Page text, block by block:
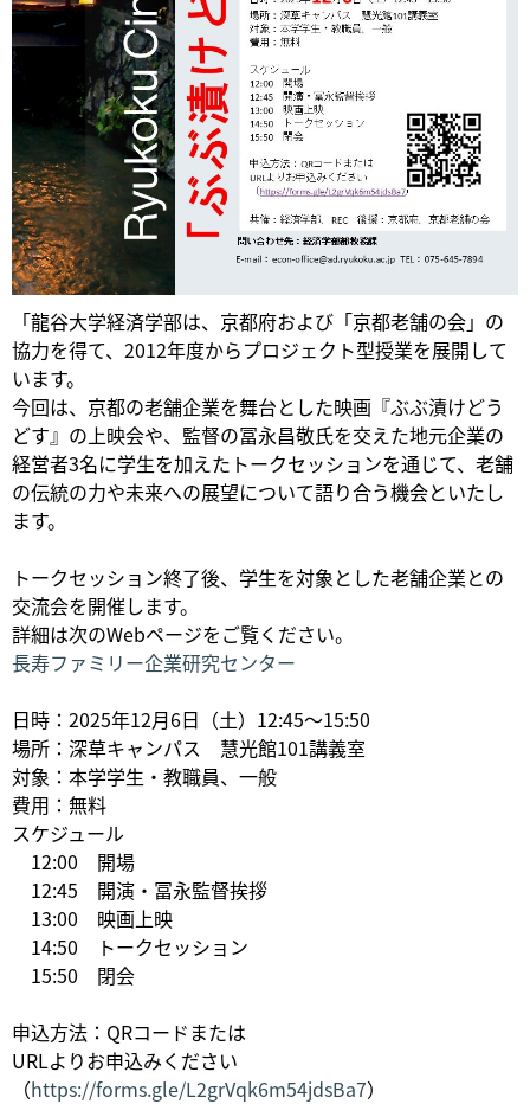
「龍谷大学経済学部は、京都府および「京都老舗の会」の
協力を得て、2012年度からプロジェクト型授業を展開して
います。
今回は、京都の老舗企業を舞台とした映画『ぶぶ漬けどう
どす』の上映会や、監督の冨永昌敬氏を交えた地元企業の
経営者3名に学生を加えたトークセッションを通じて、老舗
の伝統の力や未来への展望について語り合う機会といたし
ます。
トークセッション終了後、学生を対象とした老舗企業との
交流会を開催します。
詳細は次のWebページをご覧ください。
長寿ファミリー企業研究センター
日時：2025年12月6日（土）12:45～15:50
場所：深草キャンパス 慧光館101講義室
対象：本学学生・教職員、一般
費用：無料
スケジュール
12:00 開場
12:45 開演・冨永監督挨拶
13:00 映画上映
14:50 トークセッション
15:50 閉会
申込方法：QRコードまたは
URLよりお申込みください
（https://forms.gle/L2grVqk6m54jdsBa7）